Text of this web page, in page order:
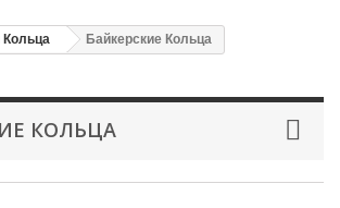
Кольца Байкерские Кольца
КОЛЬЦА